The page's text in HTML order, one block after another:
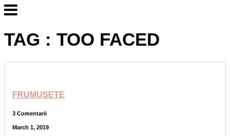
TAG : TOO FACED
FRUMUSETE
3 Comentarii
March 1, 2019